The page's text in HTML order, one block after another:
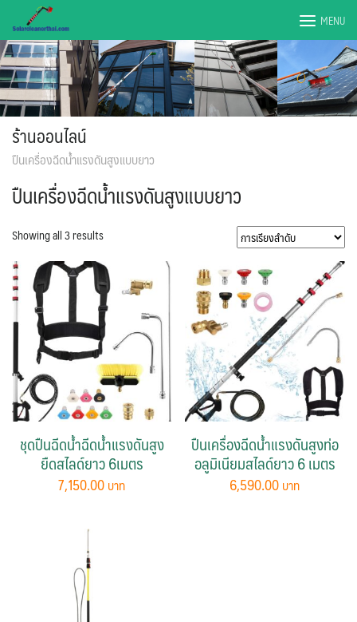
content
MENU
ร้านออนไลน์
ปืนเครื่องฉีดน้ำแรงดันสูงแบบยาว
ปืนเครื่องฉีดน้ำแรงดันสูงแบบยาว
Showing all 3 results
ชุดปืนฉีดน้ำฉีดน้ำแรงดันสูง
ยืดสไลด์ยาว 6เมตร
7,150.00
ปืนเครื่องฉีดน้ำแรงดันสูงท่อ
อลูมิเนียมสไลด์ยาว 6 เมตร
6,590.00